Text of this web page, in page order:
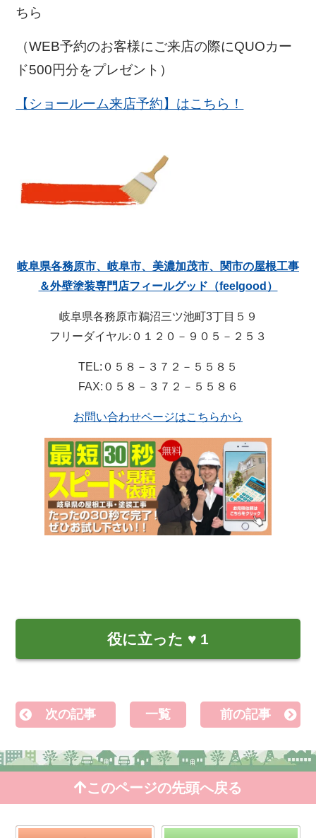
ちら
（WEB予約のお客様にご来店の際にQUOカー
ド500円分をプレゼント）
【ショールーム来店予約】はこちら！
岐阜県各務原市、岐阜市、美濃加茂市、関市の屋根工事
＆外壁塗装専門店フィールグッド（feelgood）
岐阜県各務原市鵜沼三ツ池町3丁目５９
フリーダイヤル:０１２０－９０５－２５３
TEL:０５８－３７２－５５８５
FAX:０５８－３７２－５５８６
お問い合わせページはこちらから
役に立った ♥ 1
次の記事 一覧 前の記事
このページの先頭へ戻る